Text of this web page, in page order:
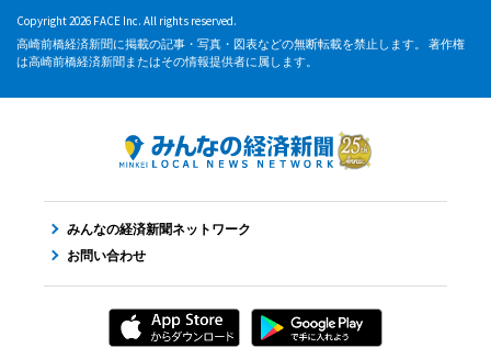
Copyright 2026 FACE Inc. All rights reserved.
高崎前橋経済新聞に掲載の記事・写真・図表などの無断転載を禁止します。 著作権
は高崎前橋経済新聞またはその情報提供者に属します。
みんなの経済新聞ネットワーク
お問い合わせ